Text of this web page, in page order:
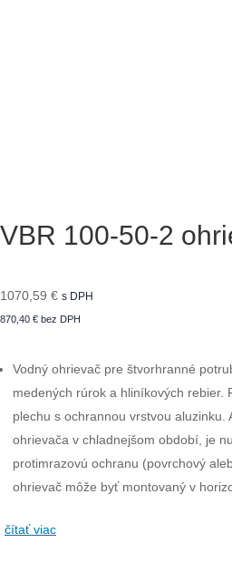
VBR 100-50-2
1070,59 € s DPH
870,40 € bez DPH
Vodný ohrievač pre štvorhranné
medených rúrok a hliníkových rebier.
plechu s ochrannou vrstvou aluzinku.
ohrievača v chladnejšom období, je
protimrazovú ochranu (povrchový
ohrievač môže byť montovaný v
čítať viac